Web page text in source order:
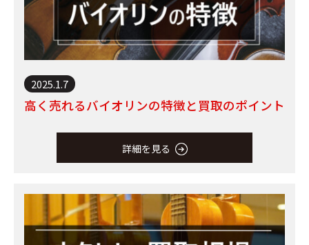
2025.1.7
高く売れるバイオリンの特徴と買取のポイント
詳細を見る